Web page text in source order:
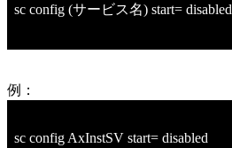
sc config (サービス名) start= disabled
例：
sc config AxInstSV start= disabled